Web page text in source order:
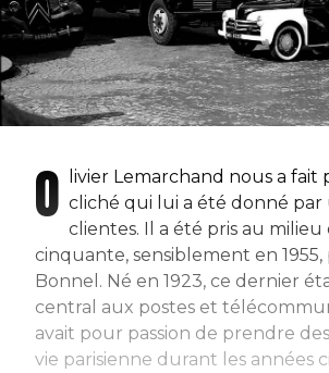
O
livier Lemarchand nous a fait
cliché qui lui a été donné par
clientes. Il a été pris au milieu
cinquante, sensiblement en 1955,
Bonnel. Né en 1923, ce dernier
central aux postes et
avait pour passion de prendre
vie parisienne durant les années